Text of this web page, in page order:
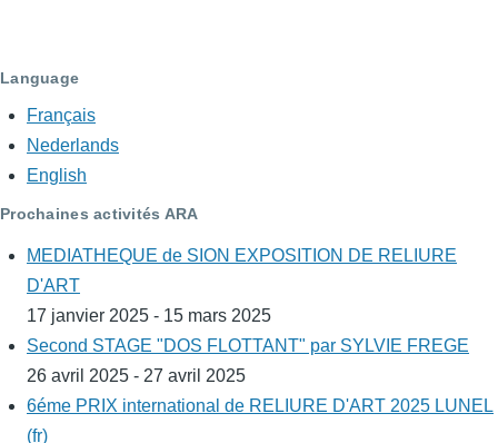
Language
Français
Nederlands
English
Prochaines activités ARA
MEDIATHEQUE de SION EXPOSITION DE RELIURE
D'ART
17 janvier 2025 - 15 mars 2025
Second STAGE "DOS FLOTTANT" par SYLVIE FREGE
26 avril 2025 - 27 avril 2025
6éme PRIX international de RELIURE D'ART 2025 LUNEL
(fr)